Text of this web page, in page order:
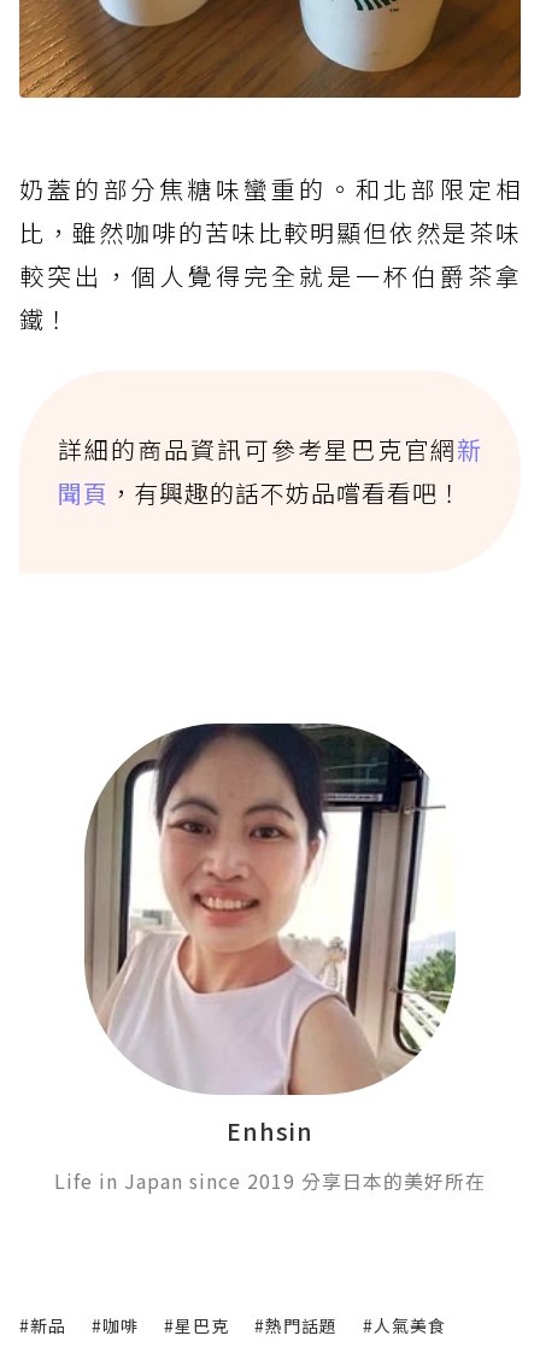
奶蓋的部分焦糖味蠻重的。和北部限定相
比，雖然咖啡的苦味比較明顯但依然是茶味
較突出，個人覺得完全就是一杯伯爵茶拿
鐵！
詳細的商品資訊可參考星巴克官網新
聞頁 ，有興趣的話不妨品嚐看看吧！
Enhsin
Life in Japan since 2019 分享日本的美好所在
#新品 #咖啡 #星巴克 #熱門話題 #人氣美食